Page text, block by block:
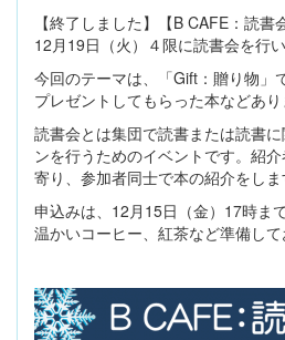
【終了しました】【B CAFE：読書
12月19日（火）４限に読書会を行い
今回のテーマは、「Gift：贈り物」
プレゼントしてもらった本などあり
読書会とは集団で読書または読書
ンを行うためのイベントです。紹
寄り、参加者同士で本の紹介をしま
申込みは、12月15日（金）17時まで
温かいコーヒー、紅茶など準備して